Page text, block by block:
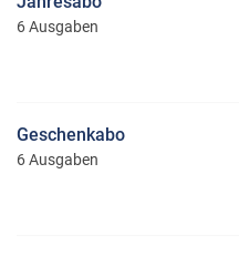
6 Ausgaben
Geschenkabo
6 Ausgaben